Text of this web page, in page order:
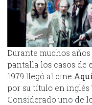
Durante muchos
pantalla los casos de
1979 llegó al cine
por su título en inglés
Considerado uno de